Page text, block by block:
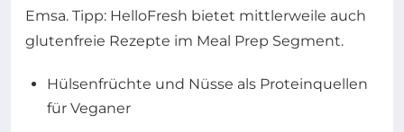
Emsa. Tipp: HelloFresh bietet mittlerweile auch
glutenfreie Rezepte im Meal Prep Segment.
Hülsenfrüchte und Nüsse als Proteinquellen
für Veganer